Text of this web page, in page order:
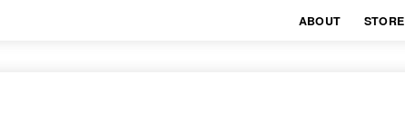
ABOUT STORE